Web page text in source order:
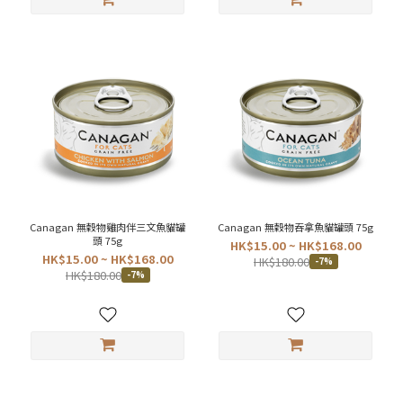
Canagan 無穀物雞肉伴三文魚貓罐
頭 75g
HK$15.00 ~ HK$168.00
HK$180.00 -7%
Canagan 無穀物吞拿魚貓罐頭 75g
HK$15.00 ~ HK$168.00
HK$180.00 -7%